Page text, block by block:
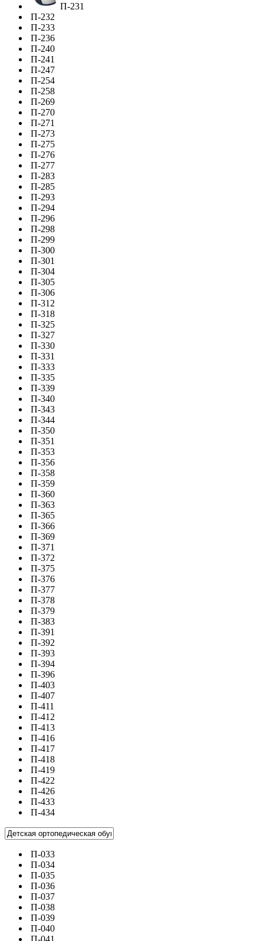
П-231
П-232
П-233
П-236
П-240
П-241
П-247
П-254
П-258
П-269
П-270
П-271
П-273
П-275
П-276
П-277
П-283
П-285
П-293
П-294
П-296
П-298
П-299
П-300
П-301
П-304
П-305
П-306
П-312
П-318
П-325
П-327
П-330
П-331
П-333
П-335
П-339
П-340
П-343
П-344
П-350
П-351
П-353
П-356
П-358
П-359
П-360
П-363
П-365
П-366
П-369
П-371
П-372
П-375
П-376
П-377
П-378
П-379
П-383
П-391
П-392
П-393
П-394
П-396
П-403
П-407
П-411
П-412
П-413
П-416
П-417
П-418
П-419
П-422
П-426
П-433
П-434
П-033
П-034
П-035
П-036
П-037
П-038
П-039
П-040
П-041